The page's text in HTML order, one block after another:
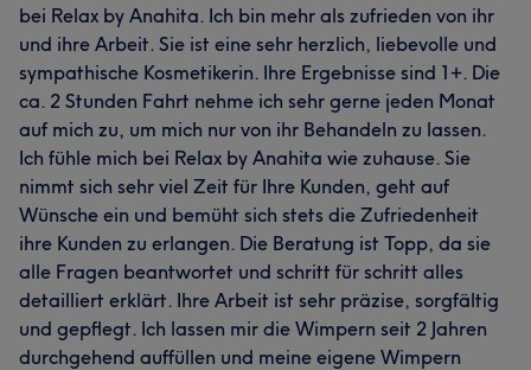
bei Relax by Anahita. Ich bin mehr als zufrieden von ihr
und ihre Arbeit. Sie ist eine sehr herzlich, liebevolle und
sympathische Kosmetikerin. Ihre Ergebnisse sind 1+. Die
ca. 2 Stunden Fahrt nehme ich sehr gerne jeden Monat
auf mich zu, um mich nur von ihr Behandeln zu lassen.
Ich fühle mich bei Relax by Anahita wie zuhause. Sie
nimmt sich sehr viel Zeit für Ihre Kunden, geht auf
Wünsche ein und bemüht sich stets die Zufriedenheit
ihre Kunden zu erlangen. Die Beratung ist Topp, da sie
alle Fragen beantwortet und schritt für schritt alles
detailliert erklärt. Ihre Arbeit ist sehr präzise, sorgfältig
und gepflegt. Ich lassen mir die Wimpern seit 2 Jahren
durchgehend auffüllen und meine eigene Wimpern